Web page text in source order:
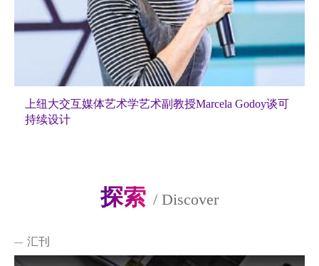
上纽大交互媒体艺术学艺术副教授Marcela Godoy谈可
持续设计
探索 / Discover
汇刊